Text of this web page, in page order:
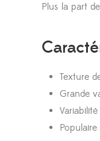
Plus la part
Texture
Grande